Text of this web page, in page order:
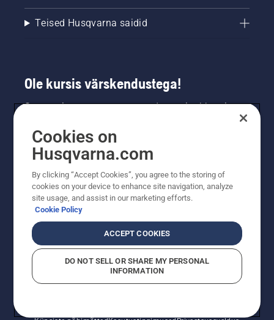
Teised Husqvarna saidid
Ole kursis värskendustega!
Saa uusimat teavet uute toodete, eripakkumiste
saamiseks siin.
Cookies on
Husqvarna.com
By clicking “Accept Cookies”, you agree to the storing of
cookies on your device to enhance site navigation, analyze
site usage, and assist in our marketing efforts.
Cookie Policy
ACCEPT COOKIES
DO NOT SELL OR SHARE MY PERSONAL
INFORMATION